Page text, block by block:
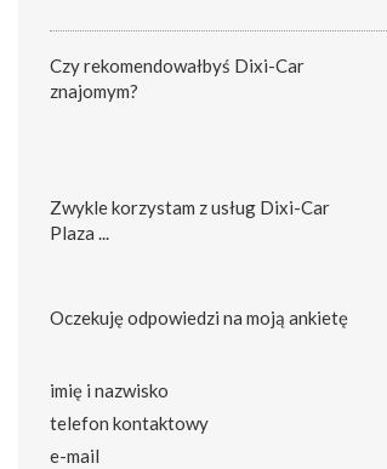
Czy rekomendowałbyś Dixi-Car
znajomym?
Zwykle korzystam z usług Dixi-Car
Plaza ...
Oczekuję odpowiedzi na moją ankietę
imię i nazwisko
telefon kontaktowy
e-mail